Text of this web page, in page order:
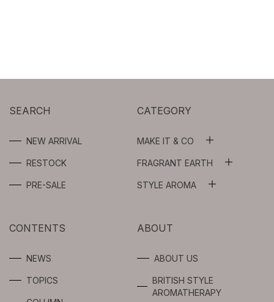
SEARCH
NEW ARRIVAL
RESTOCK
PRE-SALE
CATEGORY
MAKE IT & CO
WASH OIL
SERUM
GEL / CREAM
FRAGRANT EARTH
SYNERGIES
FOR
STYLE AROMA
AROMA SPRAY
AROMA OIL
FRAGRANCE
CONTENTS
NEWS
TOPICS
ABOUT
ABOUT US
BRITISH STYLE
AROMATHERAPY